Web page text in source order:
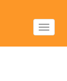
Toggle